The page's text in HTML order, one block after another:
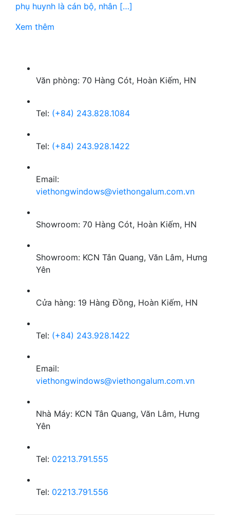
phụ huynh là cán bộ, nhân […]
Xem thêm
Văn phòng: 70 Hàng Cót, Hoàn Kiếm, HN
Tel: (+84) 243.828.1084
Tel: (+84) 243.928.1422
Email:
viethongwindows@viethongalum.com.vn
Showroom: 70 Hàng Cót, Hoàn Kiếm, HN
Showroom: KCN Tân Quang, Văn Lâm, Hưng
Yên
Cửa hàng: 19 Hàng Đồng, Hoàn Kiếm, HN
Tel: (+84) 243.928.1422
Email:
viethongwindows@viethongalum.com.vn
Nhà Máy: KCN Tân Quang, Văn Lâm, Hưng
Yên
Tel: 02213.791.555
Tel: 02213.791.556